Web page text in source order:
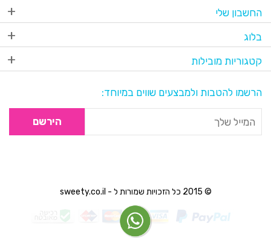
החשבון שלי
בלוג
קטגוריות מובילות
הרשמו להטבות ולמבצעים שווים במיוחד:
הירשם
© 2015 כל הזכויות שמורות ל - sweety.co.il